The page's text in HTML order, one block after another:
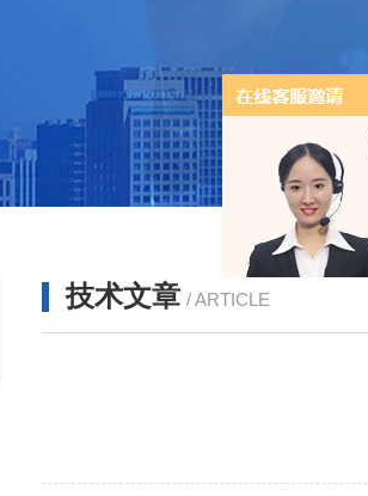
技术文章 / ARTICLE